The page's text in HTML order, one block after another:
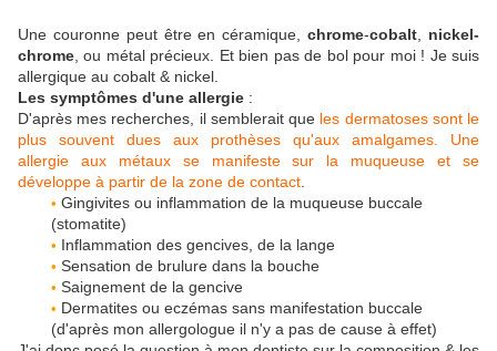
Une couronne peut être en céramique,chrome-cobalt
nickel-
chrome , ou métal précieux. Et bien pas de bol pour moi ! Je suis
allergique au cobalt & nickel.
Les symptômes d'une allergie :
D'après mes recherches, il semblerait que les dermatoses sont le
plus souvent dues aux prothèses qu'aux amalgames. Une
allergie aux métaux se manifeste sur la muqueuse et se
développe à partir de la zone de contact
• Gingivites ou inflammation de la muqueuse buccale
(stomatite)
• Inflammation des gencives, de la lange
• Sensation de brulure dans la bouche
• Saignement de la gencive
• Dermatites ou eczémas sans manifestation buccale
(d'après mon allergologue il n'y a pas de cause à effet)